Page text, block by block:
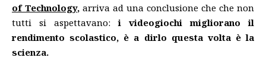
of Technology, arriva ad una conclusione che che non
tutti si aspettavano:i videogiochi migliorano il
rendimento scolastico, è a dirlo questa volta è la
scienza.